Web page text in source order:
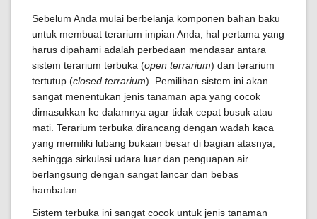
Sebelum Anda mulai berbelanja komponen bahan baku
untuk membuat terarium impian Anda, hal pertama yang
harus dipahami adalah perbedaan mendasar antara
sistem terarium terbuka (open terrarium) dan terarium
tertutup (closed terrarium). Pemilihan sistem ini akan
sangat menentukan jenis tanaman apa yang cocok
dimasukkan ke dalamnya agar tidak cepat busuk atau
mati. Terarium terbuka dirancang dengan wadah kaca
yang memiliki lubang bukaan besar di bagian atasnya,
sehingga sirkulasi udara luar dan penguapan air
berlangsung dengan sangat lancar dan bebas
hambatan.
Sistem terbuka ini sangat cocok untuk jenis tanaman